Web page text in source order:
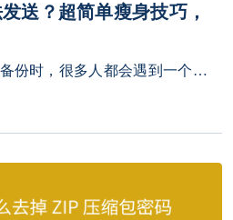
送？超简单瘦身技巧，
日常办公、传文件、网盘备份时，很多人都会遇到一个难题：明明已经把文件压缩成ZIP格式了，结果压缩包体积依旧很大，无法微信发送、超出网盘上传限制、邮件投递失败。